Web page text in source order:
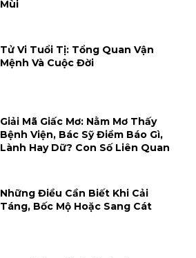
Mùi
Tử Vi Tuổi Tị: Tổng Quan Vận
Mệnh Và Cuộc Đời
Giải Mã Giấc Mơ: Nằm Mơ Thấy
Bệnh Viện, Bác Sỹ Điềm Báo Gì,
Lành Hay Dữ? Con Số Liên Quan
Những Điều Cần Biết Khi Cải
Táng, Bốc Mộ Hoặc Sang Cát